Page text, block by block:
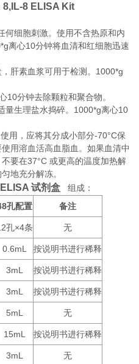
8 ELISA Kit
胞刺激。使用不含热原和内
离心10分钟将血清和红细胞迅速
素血浆可用于检测。1000*g
钟去除颗粒和聚合物。
理盐水捣碎。1000*g离心10
应将其分成小部分-70°C保
用溶血活高血脂血。如果血清中
要在37°C 或更高的温度加热解
地充分解冻。
ELISA 试剂盒组成：
孔配置 备注
孔×4条 无
0.6mL 按说明书进行稀释
3mL 按说明书进行稀释
3mL 按说明书进行稀释
5mL 无
15mL 按说明书进行稀释
3mL 无